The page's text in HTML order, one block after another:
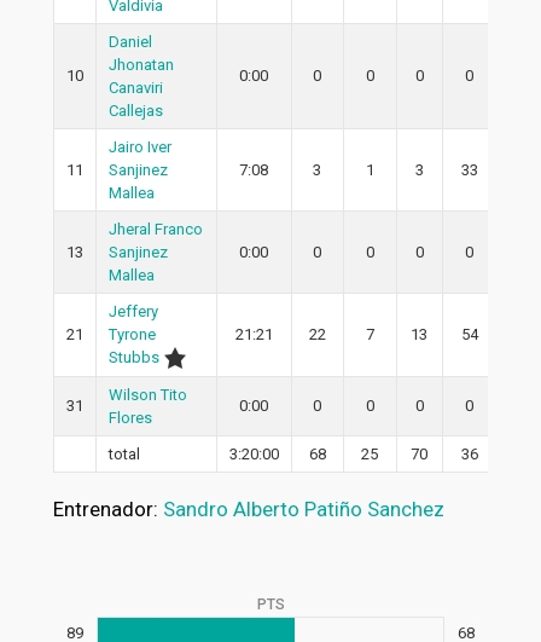
Valdivia
10
Daniel
Jhonatan
Canaviri
Callejas
0:00 0 0 0 0
11
Jairo Iver
Sanjinez
Mallea
7:08 3 1 3 33
13
Jheral Franco
Sanjinez
Mallea
0:00 0 0 0 0
21
Jeffery
Tyrone
Stubbs
21:21 22 7 13 54
31
Wilson Tito
Flores
0:00 0 0 0 0
total 3:20:00 68 25 70 36
Entrenador: Sandro Alberto Patiño Sanchez
PTS
89 68